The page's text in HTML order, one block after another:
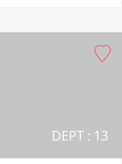
DEPT : 13